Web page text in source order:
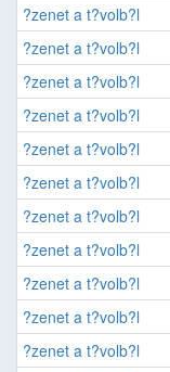
?zenet a t?volb?l
?zenet a t?volb?l
?zenet a t?volb?l
?zenet a t?volb?l
?zenet a t?volb?l
?zenet a t?volb?l
?zenet a t?volb?l
?zenet a t?volb?l
?zenet a t?volb?l
?zenet a t?volb?l
?zenet a t?volb?l